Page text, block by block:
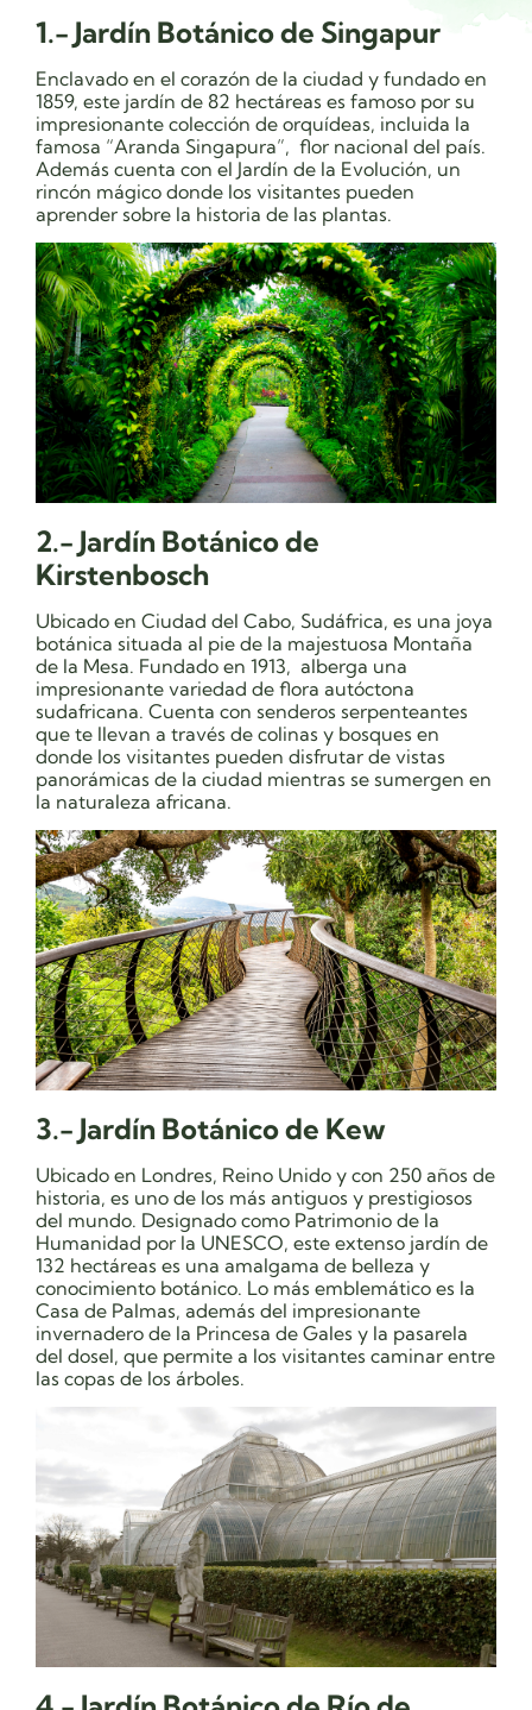
1.- Jardín Botánico de Singapur
Enclavado en el corazón de la ciudad y fundado en
1859, este jardín de 82 hectáreas es famoso por su
impresionante colección de orquídeas, incluida la
famosa “Aranda Singapura”, flor nacional del país.
Además cuenta con el Jardín de la Evolución, un
rincón mágico donde los visitantes pueden
aprender sobre la historia de las plantas.
2.- Jardín Botánico de
Kirstenbosch
Ubicado en Ciudad del Cabo, Sudáfrica, es una joya
botánica situada al pie de la majestuosa Montaña
de la Mesa. Fundado en 1913, alberga una
impresionante variedad de flora autóctona
sudafricana. Cuenta con senderos serpenteantes
que te llevan a través de colinas y bosques en
donde los visitantes pueden disfrutar de vistas
panorámicas de la ciudad mientras se sumergen en
la naturaleza africana.
3.- Jardín Botánico de Kew
Ubicado en Londres, Reino Unido y con 250 años de
historia, es uno de los más antiguos y prestigiosos
del mundo. Designado como Patrimonio de la
Humanidad por la UNESCO, este extenso jardín de
132 hectáreas es una amalgama de belleza y
conocimiento botánico. Lo más emblemático es la
Casa de Palmas, además del impresionante
invernadero de la Princesa de Gales y la pasarela
del dosel, que permite a los visitantes caminar entre
las copas de los árboles.